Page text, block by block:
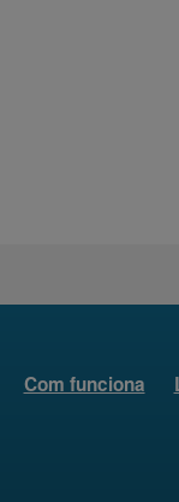
Com funciona